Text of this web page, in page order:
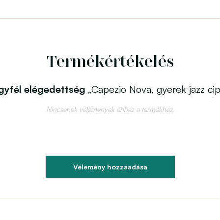
Termékértékelés
elégedettség „Capezio Nova, gyerek jazz
Nincsenek vélemények ehhez a termékhez.
Vélemény hozzáadása